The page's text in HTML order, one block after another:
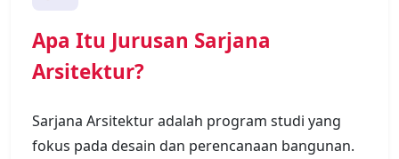
Apa Itu Jurusan Sarjana
Arsitektur?
Sarjana Arsitektur adalah program studi yang
fokus pada desain dan perencanaan bangunan.